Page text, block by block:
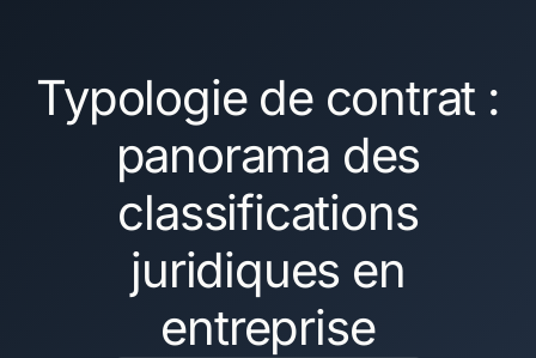
Typologie de contrat :
panorama des
classifications
juridiques en
entreprise